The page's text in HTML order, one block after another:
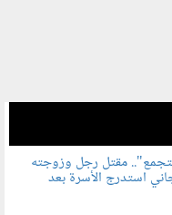
مقتل رجل وزوجته
استدرج الأسرة بعد